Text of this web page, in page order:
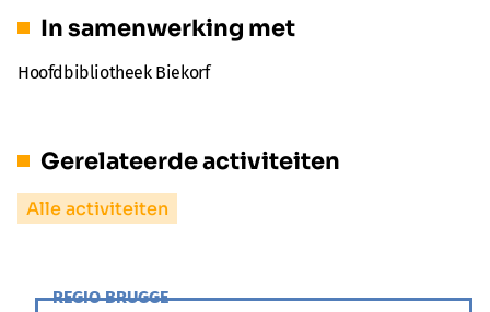
In samenwerking met
Hoofdbibliotheek Biekorf
Gerelateerde activiteiten
Alle activiteiten
REGIO BRUGGE